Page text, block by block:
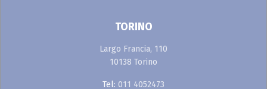
TORINO
Largo Francia, 110
10138 Torino
Tel: 011 4052473